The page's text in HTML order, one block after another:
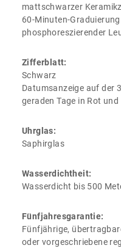
mattschwarzer
phosphoreszierender
Zifferblatt:
Schwarz
Datumsanzeige auf der
geraden Tage in Rot
Uhrglas:
Saphirglas
Wasserdichtheit:
Wasserdicht bis 500
Fünfjahresgarantie:
Fünfjährige,
oder vorgeschriebene